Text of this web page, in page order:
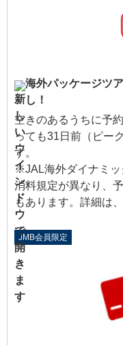
海外パッケージツ
し！
空きのあるうちに予
っても31日前（ピー
す。
※JAL海外ダイナミッ
消料規定が異なり、
もあります。詳細は
JMB会員限定